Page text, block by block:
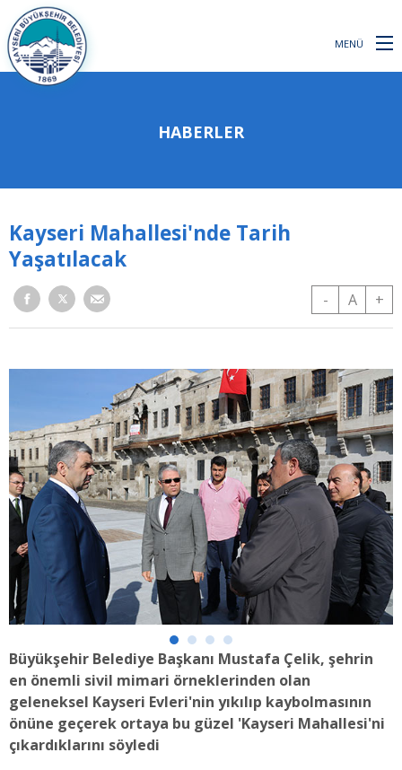
MENÜ
HABERLER
Kayseri Mahallesi'nde Tarih
Yaşatılacak
- A +
Büyükşehir Belediye Başkanı Mustafa Çelik, şehrin
en önemli sivil mimari örneklerinden olan
geleneksel Kayseri Evleri'nin yıkılıp kaybolmasının
önüne geçerek ortaya bu güzel 'Kayseri Mahallesi'ni
çıkardıklarını söyledi